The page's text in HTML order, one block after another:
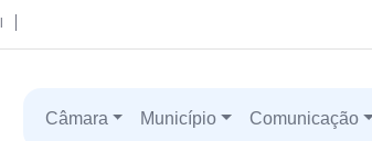
Câmara Município Comunicação